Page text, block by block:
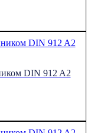
DIN 912 A2